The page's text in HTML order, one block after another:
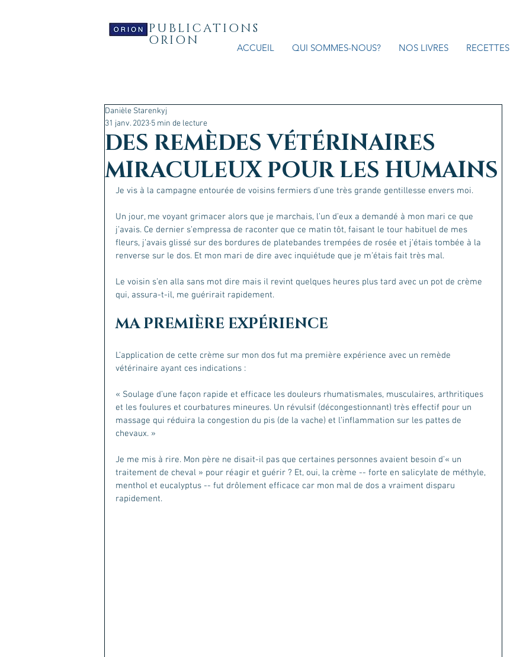
PUBLICATIONS
ORION ACCUEIL QUI SOMMES-NOUS? NOS LIVRES RECETTES
DES REMÈDES VÉTÉRINAIRES
MIRACULEUX POUR LES HUMAINS
Danièle Starenkyj
31 janv. 2023 5 min de lecture
Je vis à la campagne entourée de voisins fermiers d’une très grande gentillesse envers moi.
Un jour, me voyant grimacer alors que je marchais, l’un d’eux a demandé à mon mari ce que
j’avais. Ce dernier s’empressa de raconter que ce matin tôt, faisant le tour habituel de mes
fleurs, j’avais glissé sur des bordures de platebandes trempées de rosée et j’étais tombée à la
renverse sur le dos. Et mon mari de dire avec inquiétude que je m’étais fait très mal.
Le voisin s’en alla sans mot dire mais il revint quelques heures plus tard avec un pot de crème
qui, assura-t-il, me guérirait rapidement.
MA PREMIÈRE EXPÉRIENCE
L’application de cette crème sur mon dos fut ma première expérience avec un remède
vétérinaire ayant ces indications :
« Soulage d’une façon rapide et efficace les douleurs rhumatismales, musculaires, arthritiques
et les foulures et courbatures mineures. Un révulsif (décongestionnant) très effectif pour un
massage qui réduira la congestion du pis (de la vache) et l’inflammation sur les pattes de
chevaux. »
Je me mis à rire. Mon père ne disait-il pas que certaines personnes avaient besoin d’« un
traitement de cheval » pour réagir et guérir ? Et, oui, la crème -- forte en salicylate de méthyle,
menthol et eucalyptus -- fut drôlement efficace car mon mal de dos a vraiment disparu
rapidement.